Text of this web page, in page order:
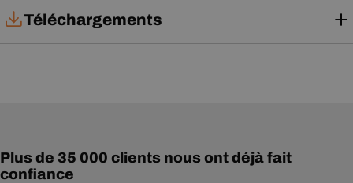
Téléchargements
Plus de 35 000 clients nous ont déjà fait
confiance